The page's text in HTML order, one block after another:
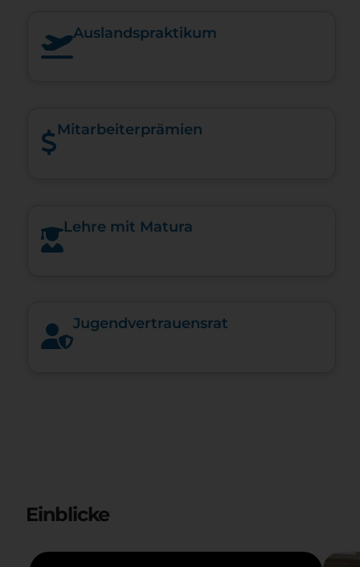
Auslandspraktikum
Mitarbeiterprämien
Lehre mit Matura
Jugendvertrauensrat
Einblicke